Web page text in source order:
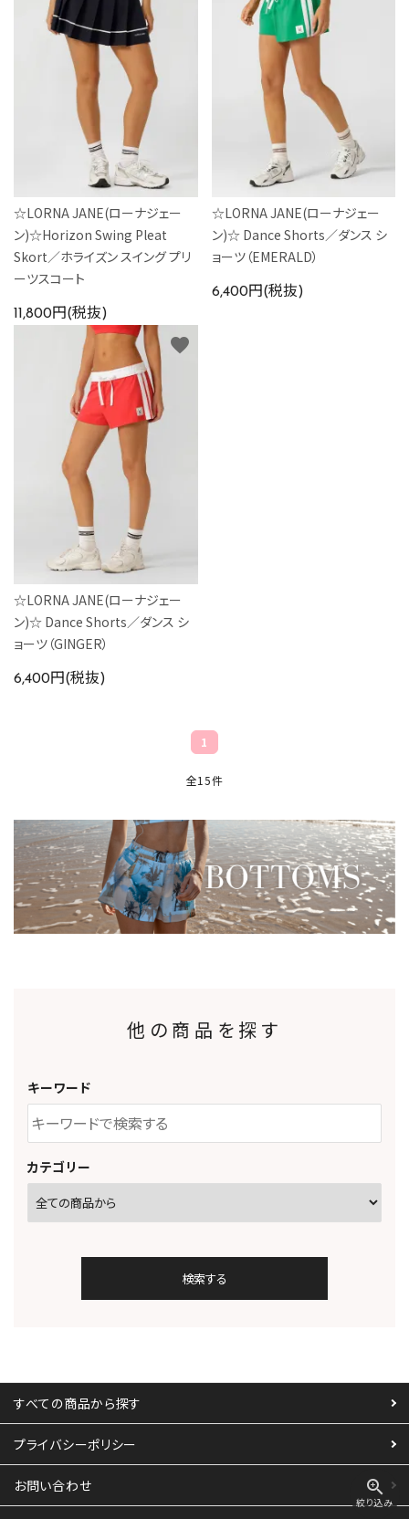
☆LORNA JANE(ローナジェー
ン)☆Horizon Swing Pleat
Skort／ホライズン スイング プリ
ーツスコート
11,800円(税抜)
☆LORNA JANE(ローナジェー
ン)☆ Dance Shorts／ダンス シ
ョーツ（EMERALD）
6,400円(税抜)
☆LORNA JANE(ローナジェー
ン)☆ Dance Shorts／ダンス シ
ョーツ（GINGER）
6,400円(税抜)
favorite
1
全15件
他の商品を探す
キーワード
カテゴリー
検索する
zoom_in
絞り込み
キーワード
カテゴリー
すべての商品から探す
プライバシーポリシー
お問い合わせ